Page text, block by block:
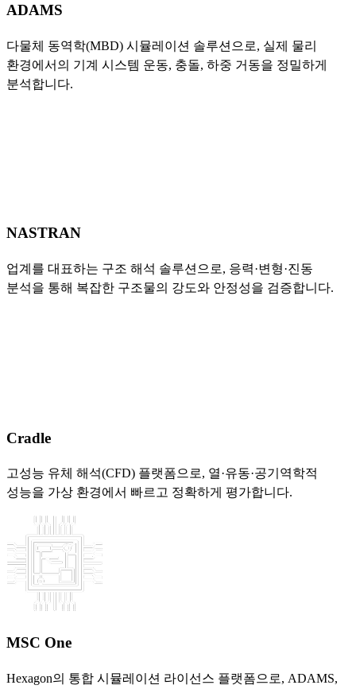
ADAMS
다물체 동역학(MBD) 시뮬레이션 솔루션으로, 실제 물리
환경에서의 기계 시스템 운동, 충돌, 하중 거동을 정밀하게
분석합니다.
NASTRAN
업계를 대표하는 구조 해석 솔루션으로, 응력·변형·진동
분석을 통해 복잡한 구조물의 강도와 안정성을 검증합니다.
Cradle
고성능 유체 해석(CFD) 플랫폼으로, 열·유동·공기역학적
성능을 가상 환경에서 빠르고 정확하게 평가합니다.
MSC One
Hexagon의 통합 시뮬레이션 라이선스 플랫폼으로, ADAMS,